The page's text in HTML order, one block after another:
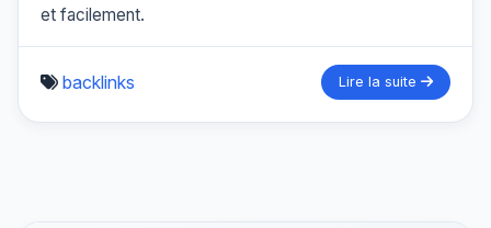
et facilement.
backlinks Lire la suite